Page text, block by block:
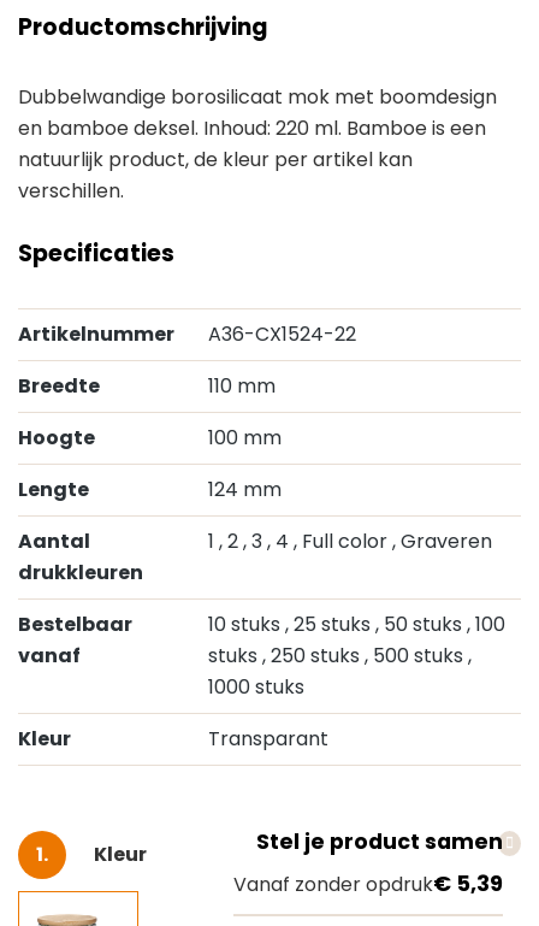
Productomschrijving
Dubbelwandige borosilicaat mok met boomdesign
en bamboe deksel. Inhoud: 220 ml. Bamboe is een
natuurlijk product, de kleur per artikel kan
verschillen.
Specificaties
Artikelnummer
A36-CX1524-22
Breedte
110 mm
Hoogte
100 mm
Lengte
124 mm
Aantal
drukkleuren
1 , 2, 3, 4 , Full color, Graveren
Bestelbaar
vanaf
10 stuks , 25 stuks , 50 stuks , 100
stuks , 250 stuks , 500 stuks ,
1000 stuks
Kleur
Transparant
Stel je product samen
Vanaf zonder opdruk€ 5,39
Selecteer
Kleur